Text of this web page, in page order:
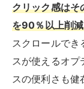
クリック感はそ
を90％以上削
スクロールでき
スが使えるオプ
スの便利さも健